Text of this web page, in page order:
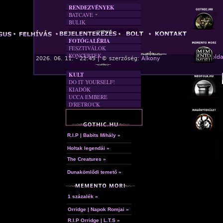
2026. 06. 11. - 22:45 | © szerzőség:Alkony «
RENDEZVÉNYEK
BATCAVE
AKTUÁLIS
A MÚLT
BULIK
FOTÓGALÉRIA
FESZTIVÁLOK
KONCERTEK
KULT
DO IT YOURSELF!
KIADÓK
UCCA EMBERE
D'RETRO'CK
R.I.P | Babits Mihály »
Holtak legendái »
The Creatures »
Dunakömlődi temető »
1 százalék »
Orridge | Napok Romjai »
R.I.P Orridge | L.T.S »